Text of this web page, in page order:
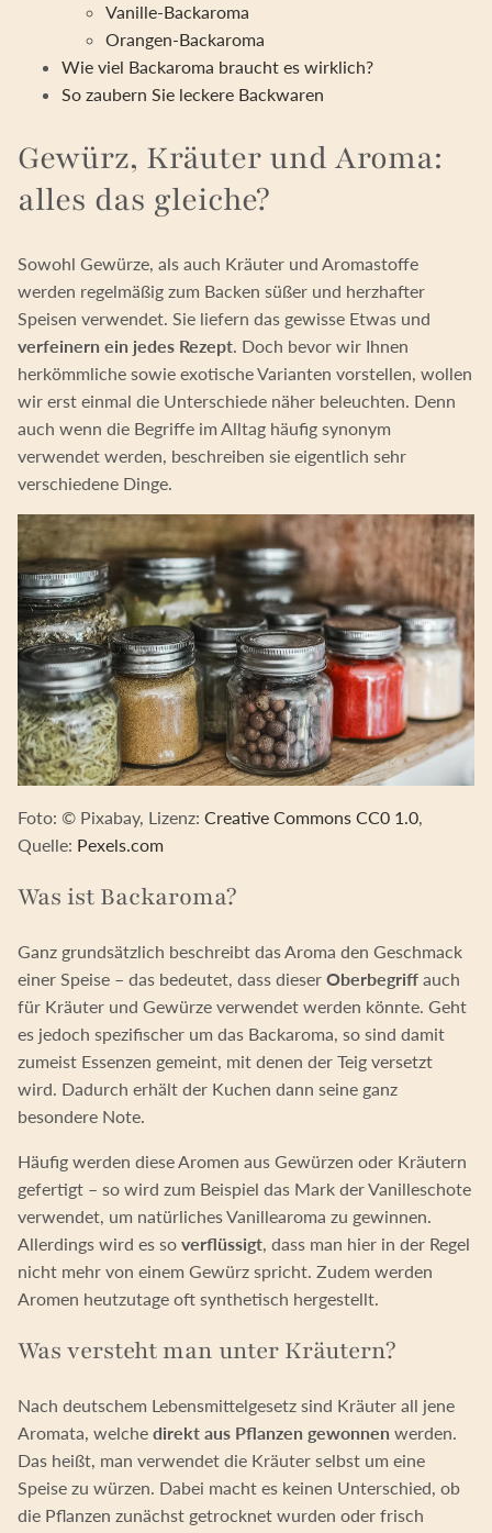
Vanille-Backaroma
Orangen-Backaroma
Wie viel Backaroma braucht es wirklich?
So zaubern Sie leckere Backwaren
Gewürz, Kräuter und Aroma:
alles das gleiche?
Sowohl Gewürze, als auch Kräuter und Aromastoffe
werden regelmäßig zum Backen süßer und herzhafter
Speisen verwendet. Sie liefern das gewisse Etwas und
verfeinern ein jedes Rezept. Doch bevor wir Ihnen
herkömmliche sowie exotische Varianten vorstellen, wollen
wir erst einmal die Unterschiede näher beleuchten. Denn
auch wenn die Begriffe im Alltag häufig synonym
verwendet werden, beschreiben sie eigentlich sehr
verschiedene Dinge.
Foto: © Pixabay, Lizenz: Creative Commons CC0 1.0,
Quelle: Pexels.com
Was ist Backaroma?
Ganz grundsätzlich beschreibt das Aroma den Geschmack
einer Speise – das bedeutet, dass dieser Oberbegriff auch
für Kräuter und Gewürze verwendet werden könnte. Geht
es jedoch spezifischer um das Backaroma, so sind damit
zumeist Essenzen gemeint, mit denen der Teig versetzt
wird. Dadurch erhält der Kuchen dann seine ganz
besondere Note.
Häufig werden diese Aromen aus Gewürzen oder Kräutern
gefertigt – so wird zum Beispiel das Mark der Vanilleschote
verwendet, um natürliches Vanillearoma zu gewinnen.
Allerdings wird es so verflüssigt, dass man hier in der Regel
nicht mehr von einem Gewürz spricht. Zudem werden
Aromen heutzutage oft synthetisch hergestellt.
Was versteht man unter Kräutern?
Nach deutschem Lebensmittelgesetz sind Kräuter all jene
Aromata, welche direkt aus Pflanzen gewonnen werden.
Das heißt, man verwendet die Kräuter selbst um eine
Speise zu würzen. Dabei macht es keinen Unterschied, ob
die Pflanzen zunächst getrocknet wurden oder frisch